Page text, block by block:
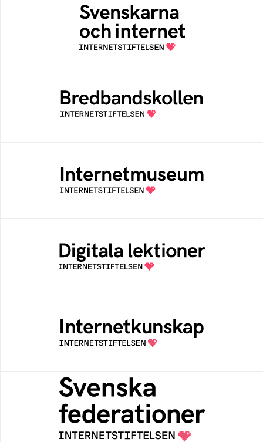
En årlig studie av svenska folkets
internetvanor
Bredbandskollen är ett oberoende
konsumentverktyg som drivs av
Internetstiftelsen
Ett digitalt museum som byggts, och kureras
av Internetstiftelsen
Öppen digital lärresurs med färdiga lektioner
för alla stadier i grundskolan
Samlad kunskap som hjälper dig att bli en
säker och medveten internetanvändare
Svenska federationer
Grunden för medlemskap i en sektors- eller
kontextspecifik federation